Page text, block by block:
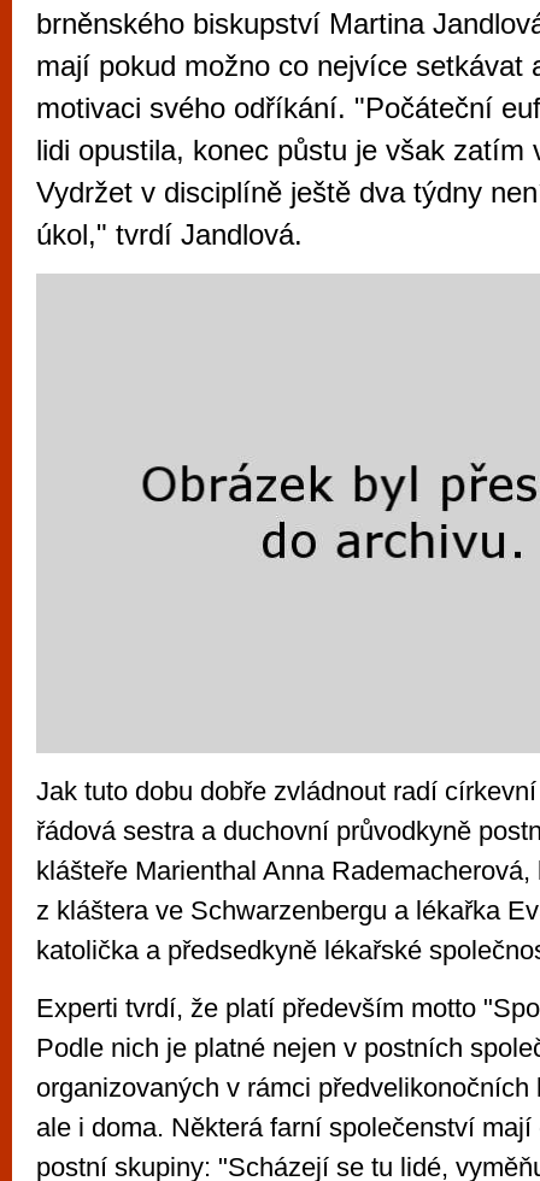
brněnského biskupství Martina
mají pokud možno co nejvíce setkávat
motivaci svého odříkání. "Počáteční
lidi opustila, konec půstu je však zatím
Vydržet v disciplíně ještě dva týdny
úkol," tvrdí Jandlová.
Jak tuto dobu dobře zvládnout radí
řádová sestra a duchovní průvodkyně
klášteře Marienthal Anna
z kláštera ve Schwarzenbergu a lékařka
katolička a předsedkyně lékařské
Experti tvrdí, že platí především motto
Podle nich je platné nejen v postních
organizovaných v rámci předvelikonočních
ale i doma. Některá farní společenství mají
postní skupiny: "Scházejí se tu lidé,
vyzkoušet různé kasinové hry. V
metropoli naleznete širokou nabídku her
po moderní automaty jak pro pravidelné
příležitostné hráče. V...